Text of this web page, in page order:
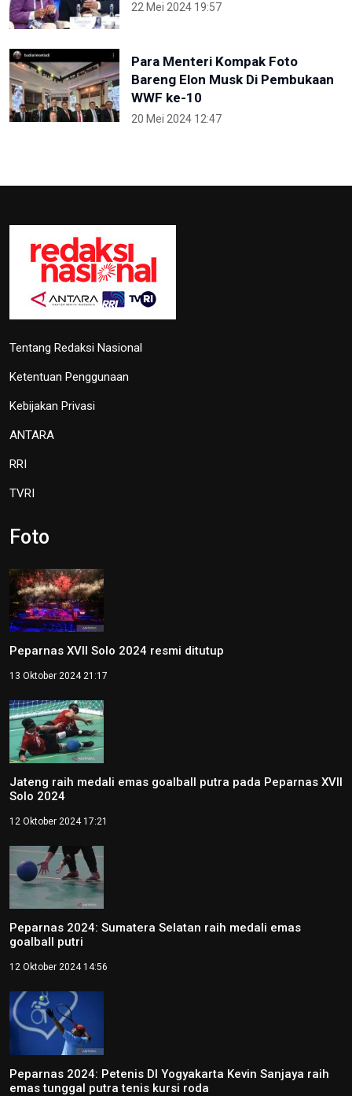
22 Mei 2024 19:57
Para Menteri Kompak Foto
Bareng Elon Musk Di Pembukaan
WWF ke-10
20 Mei 2024 12:47
Tentang Redaksi Nasional
Ketentuan Penggunaan
Kebijakan Privasi
ANTARA
RRI
TVRI
Foto
Peparnas XVII Solo 2024 resmi ditutup
13 Oktober 2024 21:17
Jateng raih medali emas goalball putra pada Peparnas XVII
Solo 2024
12 Oktober 2024 17:21
Peparnas 2024: Sumatera Selatan raih medali emas
goalball putri
12 Oktober 2024 14:56
Peparnas 2024: Petenis DI Yogyakarta Kevin Sanjaya raih
emas tunggal putra tenis kursi roda